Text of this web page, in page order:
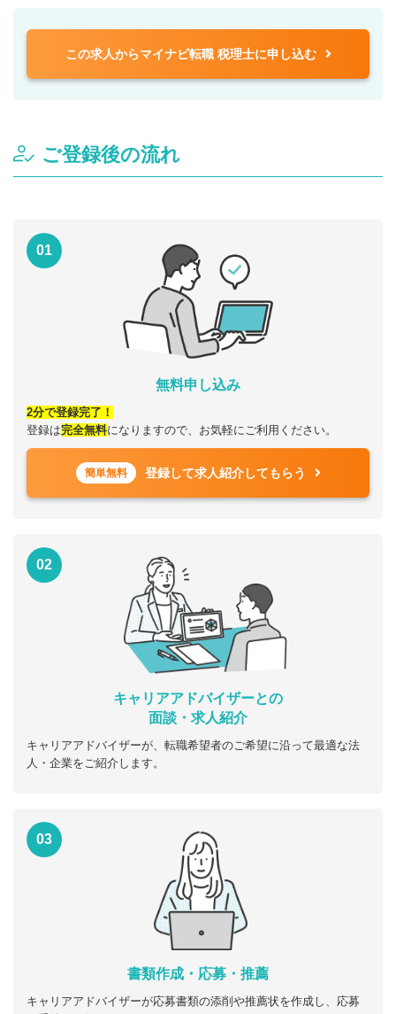
この求人からマイナビ転職 税理士に申し込む
ご登録後の流れ
01
無料申し込み
2分で登録完了！
登録は完全無料になりますので、お気軽にご利用ください。
簡単無料 登録して求人紹介してもらう
02
キャリアアドバイザーとの
面談・求人紹介
キャリアアドバイザーが、転職希望者のご希望に沿って最適な法
人・企業をご紹介します。
03
書類作成・応募・推薦
キャリアアドバイザーが応募書類の添削や推薦状を作成し、応募